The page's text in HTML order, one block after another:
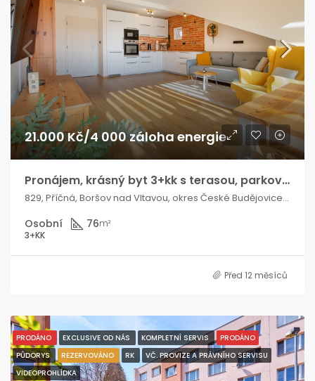
21.000 Kč/4 000 záloha energie
Pronájem, krásný byt 3+kk s terasou, parkováním
829, Příčná, Boršov nad Vltavou, okres České Budějovice, Jihočeský kraj, Jihozápad, 373 82, Česko
Osobní 76m²
3+KK
Před 12 měsíců
PRODÁNO EXCLUSIVE OD NÁS KOMPLETNÍ SERVIS
PRODÁNO
PŮDORYS
REZERVOVÁNO RK
VČ. PROVIZE A PRÁVNÍHO SERVISU
VIDEOPROHLÍDKA